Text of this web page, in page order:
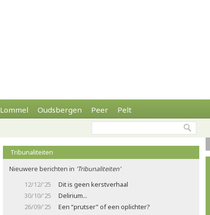
Lommel Oudsbergen Peer Pelt
Tribunaliteiten
Nieuwere berichten in 'Tribunaliteiten'
12/12/'25
Dit is geen kerstverhaal
30/10/'25
Delirium...
26/09/'25
Een “prutser” of een oplichter?